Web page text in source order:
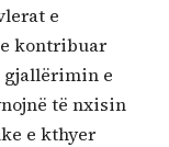
e
kontribuar
gjallërimin e
të nxisin
e kthyer